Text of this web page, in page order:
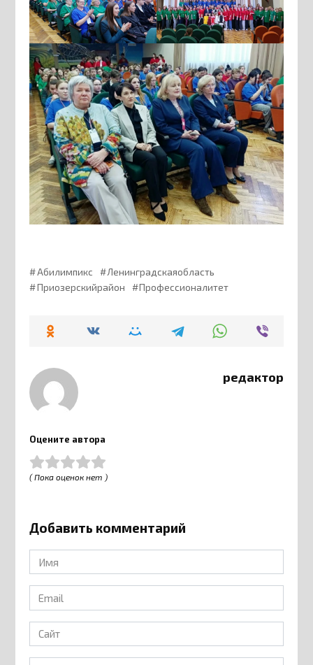
Абилимпикс
Ленинградскаяобласть
Приозерскийрайон
Профессионалитет
редактор
Оцените автора
( Пока оценок нет )
Добавить комментарий
Имя
*
Email
*
Сайт